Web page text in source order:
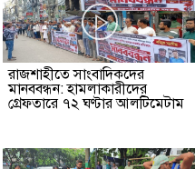
রাজশাহীতে সাংবাদিকদের
মানববন্ধন: হামলাকারীদের
গ্রেফতারে ৭২ ঘণ্টার আলটিমেটাম